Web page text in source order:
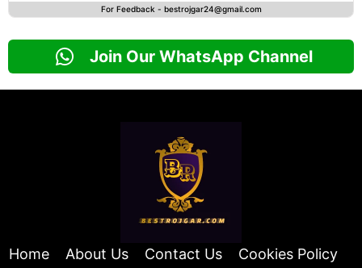
एवं अंतरराष्ट्रीय खबरों के लेखन में दिलचस्पी.
For Feedback - bestrojgar24@gmail.com
Join Our WhatsApp Channel
Home About Us Contact Us Cookies Policy